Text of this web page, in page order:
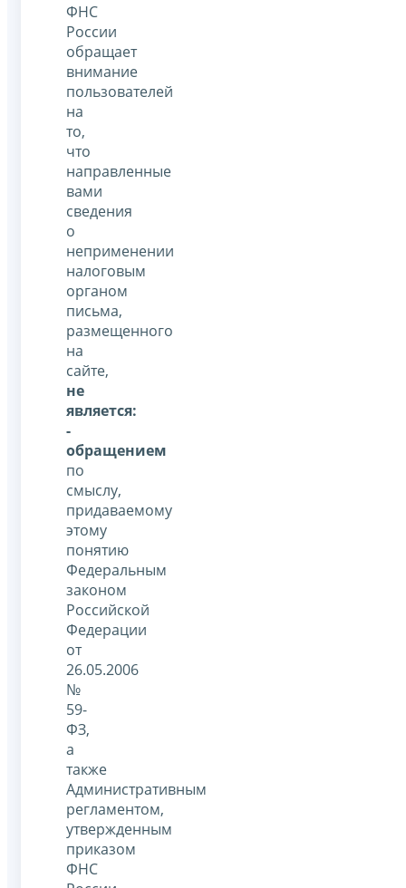
ФНС
России
обращает
внимание
пользователей
на
то,
что
направленные
вами
сведения
о
неприменении
налоговым
органом
письма,
размещенного
на
сайте,
не
является:
-
обращением
по
смыслу,
придаваемому
этому
понятию
Федеральным
законом
Российской
Федерации
от
26.05.2006
№
59-
ФЗ,
а
также
Административным
регламентом,
утвержденным
приказом
ФНС